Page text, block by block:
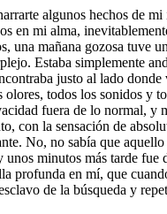
algunos hechos de mi
en mi alma,
una mañana gozosa tuve
Estaba simplemente
justo al lado
olores, todos los sonidos y
fuera de lo normal, y
con la sensación de
No, no sabía que aquello
unos minutos más tarde fue
profunda en mí, que
de la búsqueda y